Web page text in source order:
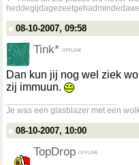
08-10-2007, 09:58
Tink*
Dan kun jij nog wel ziek
zij immuun.
Je was een glasblazer met een
08-10-2007, 10:00
TopDrop